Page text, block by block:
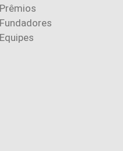
Prêmios
Fundadores
Equipes